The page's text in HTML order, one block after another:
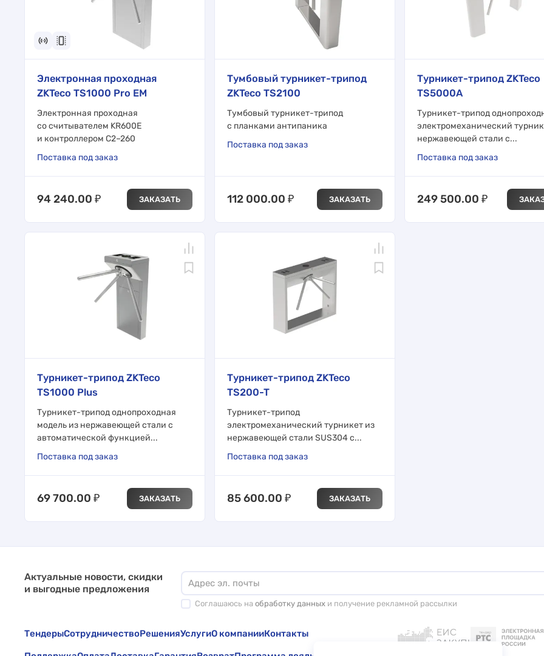
Электронная проходная
ZKTeco TS1000 Pro EM
Электронная проходная
со считывателем KR600E
и контроллером C2–260
Поставка под заказ
94 240.00 ₽ ЗАКАЗАТЬ
Тумбовый турникет-трипод
ZKTeco TS2100
Тумбовый турникет-трипод
с планками антипаника
Поставка под заказ
112 000.00 ₽ ЗАКАЗАТЬ
Турникет-трипод ZKTeco
TS5000A
Турникет-трипод
электромеханический
нержавеющей стали с...
Поставка под заказ
249 500.00 ₽
Турникет-трипод ZKTeco
TS1000 Plus
Турникет-трипод однопроходная
модель из нержавеющей стали с
автоматической функцией...
Поставка под заказ
69 700.00 ₽ ЗАКАЗАТЬ
Турникет-трипод ZKTeco
TS200-T
Турникет-трипод
электромеханический турникет из
нержавеющей стали SUS304 с...
Поставка под заказ
85 600.00 ₽ ЗАКАЗАТЬ
Актуальные новости, скидки
и выгодные предложения
Соглашаюсь на обработку данных и получение рекламной рассылки
ТендерыСотрудничествоРешенияУслугиО компанииКонтакты